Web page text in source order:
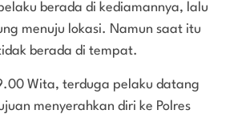
berada di kediamannya, lalu
menuju lokasi. Namun saat itu
berada di tempat.
Wita, terduga pelaku datang
menyerahkan diri ke Polres